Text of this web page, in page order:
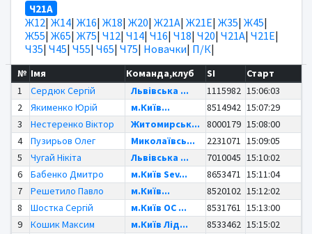
Ч21А
Ж12| Ж14| Ж16| Ж18| Ж20| Ж21А| Ж21Е| Ж35| Ж45|
Ж55| Ж65| Ж75| Ч12| Ч14| Ч16| Ч18| Ч20| Ч21А| Ч21Е|
Ч35| Ч45| Ч55| Ч65| Ч75| Новачки| П/К|
№ Імя Команда,клуб SI
Старт
1
Сердюк Сергій Львівська ... 1115982 15:06:03
2
Якименко Юрій м.Київ... 8514942 15:07:29
3
Нестеренко Віктор Житомирськ... 8000179 15:08:00
4
Пузирьов Олег Миколаївсь... 2231071 15:09:05
5
Чугай Нікіта Львівська ... 7010045 15:10:02
6
Бабенко Дмитро м.Київ Sev... 8653471 15:11:04
7
Решетило Павло м.Київ... 8520102 15:12:02
8
Шостка Сергій м.Київ OC ... 8531761 15:13:00
9
Кошик Максим м.Київ Лід... 8533462 15:15:02